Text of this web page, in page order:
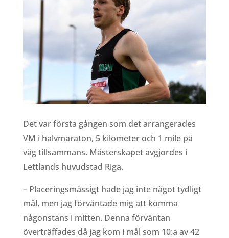
Det var första gången som det arrangerades
VM i halvmaraton, 5 kilometer och 1 mile på
väg tillsammans. Mästerskapet avgjordes i
Lettlands huvudstad Riga.
– Placeringsmässigt hade jag inte något tydligt
mål, men jag förväntade mig att komma
någonstans i mitten. Denna förväntan
överträffades då jag kom i mål som 10:a av 42